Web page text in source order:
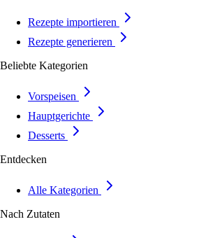
Rezepte importieren
Rezepte generieren
Beliebte Kategorien
Vorspeisen
Hauptgerichte
Desserts
Entdecken
Alle Kategorien
Nach Zutaten